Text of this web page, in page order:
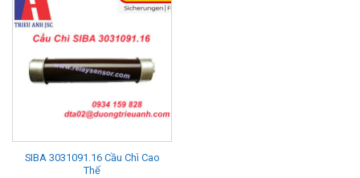
SIBA 3031091.16 Cầu Chì Cao
Thế